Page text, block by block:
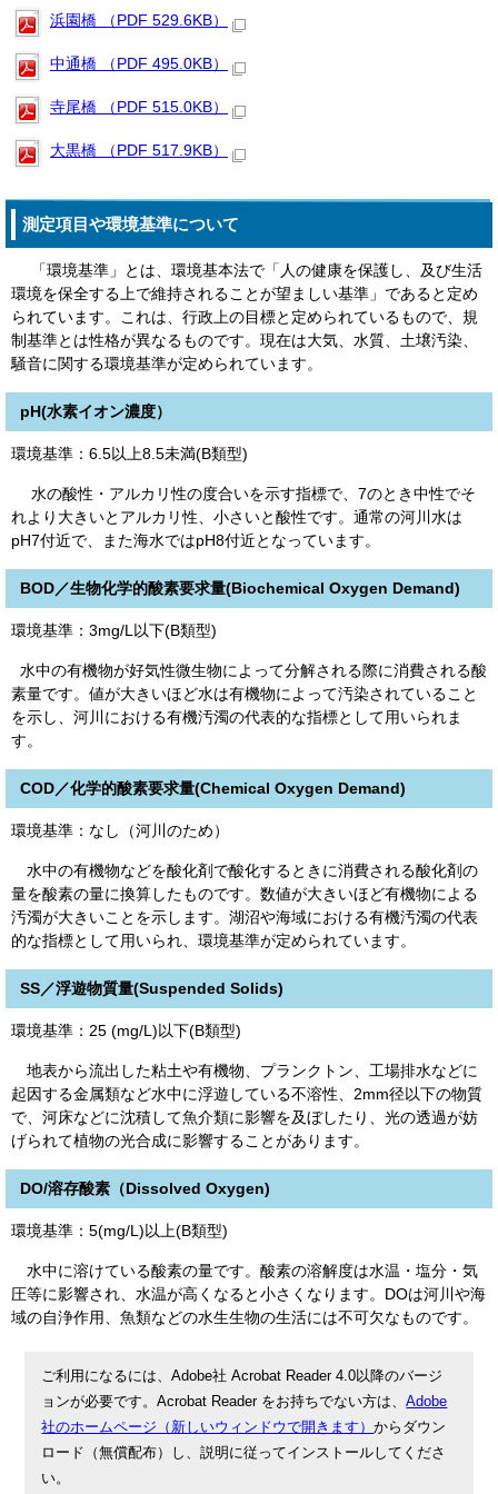
浜園橋 （PDF 529.6KB）
中通橋 （PDF 495.0KB）
寺尾橋 （PDF 515.0KB）
大黒橋 （PDF 517.9KB）
測定項目や環境基準について
「環境基準」とは、環境基本法で「人の健康を保護し、及び生活
環境を保全する上で維持されることが望ましい基準」であると定め
られています。これは、行政上の目標と定められているもので、規
制基準とは性格が異なるものです。現在は大気、水質、土壌汚染、
騒音に関する環境基準が定められています。
pH(水素イオン濃度）
環境基準：6.5以上8.5未満(B類型)
水の酸性・アルカリ性の度合いを示す指標で、7のとき中性でそ
れより大きいとアルカリ性、小さいと酸性です。通常の河川水は
pH7付近で、また海水ではpH8付近となっています。
BOD／生物化学的酸素要求量(Biochemical Oxygen Demand)
環境基準：3mg/L以下(B類型)
水中の有機物が好気性微生物によって分解される際に消費される酸
素量です。値が大きいほど水は有機物によって汚染されていること
を示し、河川における有機汚濁の代表的な指標として用いられま
す。
COD／化学的酸素要求量(Chemical Oxygen Demand)
環境基準：なし（河川のため）
水中の有機物などを酸化剤で酸化するときに消費される酸化剤の
量を酸素の量に換算したものです。数値が大きいほど有機物による
汚濁が大きいことを示します。湖沼や海域における有機汚濁の代表
的な指標として用いられ、環境基準が定められています。
SS／浮遊物質量(Suspended Solids)
環境基準：25 (mg/L)以下(B類型)
地表から流出した粘土や有機物、プランクトン、工場排水などに
起因する金属類など水中に浮遊している不溶性、2mm径以下の物質
で、河床などに沈積して魚介類に影響を及ぼしたり、光の透過が妨
げられて植物の光合成に影響することがあります。
DO/溶存酸素（Dissolved Oxygen)
環境基準：5(mg/L)以上(B類型)
水中に溶けている酸素の量です。酸素の溶解度は水温・塩分・気
圧等に影響され、水温が高くなると小さくなります。DOは河川や海
域の自浄作用、魚類などの水生生物の生活には不可欠なものです。
ご利用になるには、Adobe社 Acrobat Reader 4.0以降のバージ
ョンが必要です。Acrobat Reader をお持ちでない方は、Adobe
社のホームページ（新しいウィンドウで開きます）からダウン
ロード（無償配布）し、説明に従ってインストールしてくださ
い。